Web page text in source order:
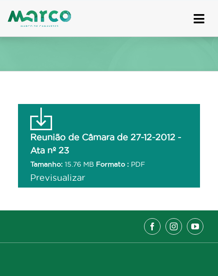
to
Reunião de Câmara de 27-12-2012 -
Ata nº 23
Tamanho: 15.76 MB Formato : PDF
Previsualizar